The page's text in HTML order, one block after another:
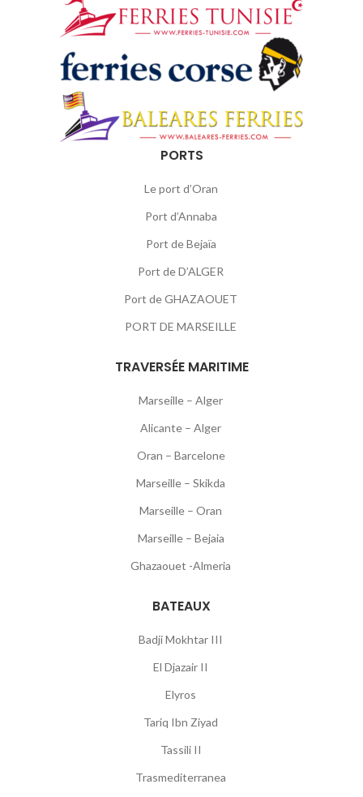
PORTS
Le port d’Oran
Port d’Annaba
Port de Bejaïa
Port de D’ALGER
Port de GHAZAOUET
PORT DE MARSEILLE
TRAVERSÉE MARITIME
Marseille – Alger
Alicante – Alger
Oran – Barcelone
Marseille – Skikda
Marseille – Oran
Marseille – Bejaia
Ghazaouet -Almeria
BATEAUX
Badji Mokhtar III
El Djazair II
Elyros
Tariq Ibn Ziyad
Tassili II
Trasmediterranea